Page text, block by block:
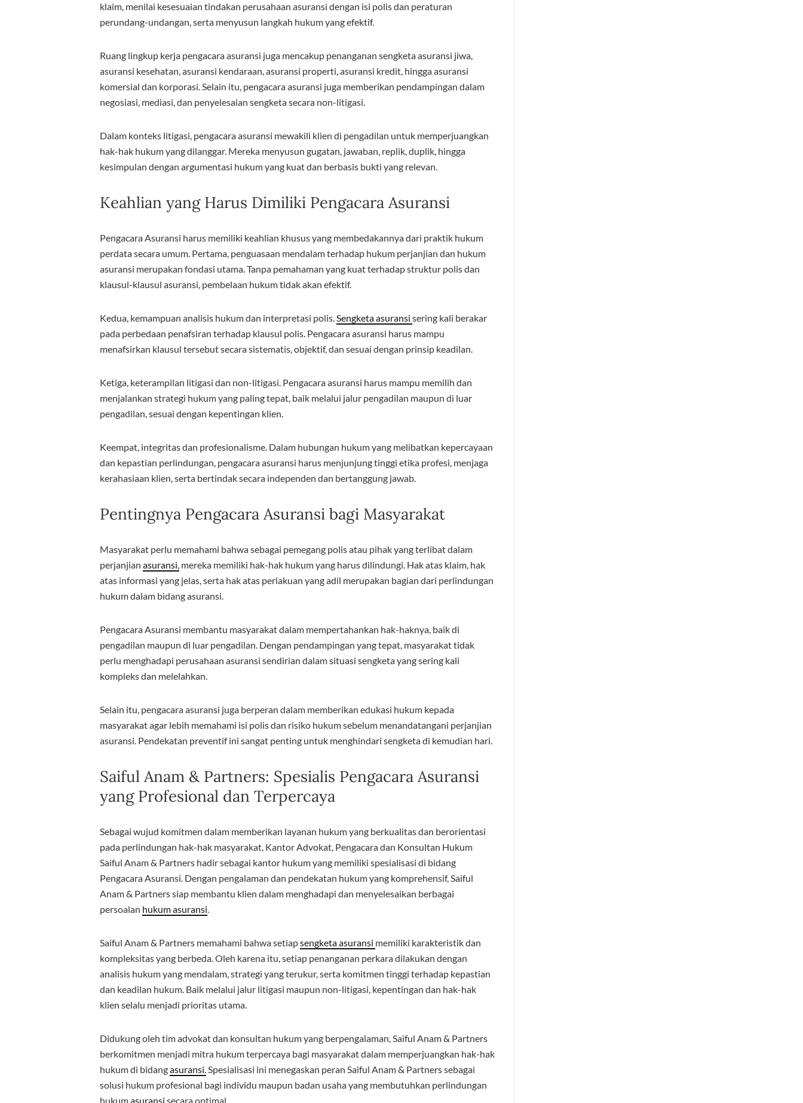
klaim, menilai kesesuaian tindakan perusahaan asuransi dengan isi polis dan peraturan
perundang-undangan, serta menyusun langkah hukum yang efektif.
Ruang lingkup kerja pengacara asuransi juga mencakup penanganan sengketa asuransi jiwa,
asuransi kesehatan, asuransi kendaraan, asuransi properti, asuransi kredit, hingga asuransi
komersial dan korporasi. Selain itu, pengacara asuransi juga memberikan pendampingan dalam
negosiasi, mediasi, dan penyelesaian sengketa secara non-litigasi.
Dalam konteks litigasi, pengacara asuransi mewakili klien di pengadilan untuk memperjuangkan
hak-hak hukum yang dilanggar. Mereka menyusun gugatan, jawaban, replik, duplik, hingga
kesimpulan dengan argumentasi hukum yang kuat dan berbasis bukti yang relevan.
Keahlian yang Harus Dimiliki Pengacara Asuransi
Pengacara Asuransi harus memiliki keahlian khusus yang membedakannya dari praktik hukum
perdata secara umum. Pertama, penguasaan mendalam terhadap hukum perjanjian dan hukum
asuransi merupakan fondasi utama. Tanpa pemahaman yang kuat terhadap struktur polis dan
klausul-klausul asuransi, pembelaan hukum tidak akan efektif.
Kedua, kemampuan analisis hukum dan interpretasi polis.Sengketa asuransi sering kali berakar
pada perbedaan penafsiran terhadap klausul polis. Pengacara asuransi harus mampu
menafsirkan klausul tersebut secara sistematis, objektif, dan sesuai dengan prinsip keadilan.
Ketiga, keterampilan litigasi dan non-litigasi. Pengacara asuransi harus mampu memilih dan
menjalankan strategi hukum yang paling tepat, baik melalui jalur pengadilan maupun di luar
pengadilan, sesuai dengan kepentingan klien.
Keempat, integritas dan profesionalisme. Dalam hubungan hukum yang melibatkan kepercayaan
dan kepastian perlindungan, pengacara asuransi harus menjunjung tinggi etika profesi, menjaga
kerahasiaan klien, serta bertindak secara independen dan bertanggung jawab.
Pentingnya Pengacara Asuransi bagi Masyarakat
Masyarakat perlu memahami bahwa sebagai pemegang polis atau pihak yang terlibat dalam
perjanjian asuransi, mereka memiliki hak-hak hukum yang harus dilindungi. Hak atas klaim, hak
atas informasi yang jelas, serta hak atas perlakuan yang adil merupakan bagian dari perlindungan
hukum dalam bidang asuransi.
Pengacara Asuransi membantu masyarakat dalam mempertahankan hak-haknya, baik di
pengadilan maupun di luar pengadilan. Dengan pendampingan yang tepat, masyarakat tidak
perlu menghadapi perusahaan asuransi sendirian dalam situasi sengketa yang sering kali
kompleks dan melelahkan.
Selain itu, pengacara asuransi juga berperan dalam memberikan edukasi hukum kepada
masyarakat agar lebih memahami isi polis dan risiko hukum sebelum menandatangani perjanjian
asuransi. Pendekatan preventif ini sangat penting untuk menghindari sengketa di kemudian hari.
Saiful Anam & Partners: Spesialis Pengacara Asuransi
yang Profesional dan Terpercaya
Sebagai wujud komitmen dalam memberikan layanan hukum yang berkualitas dan berorientasi
pada perlindungan hak-hak masyarakat, Kantor Advokat, Pengacara dan Konsultan Hukum
Saiful Anam & Partners hadir sebagai kantor hukum yang memiliki spesialisasi di bidang
Pengacara Asuransi. Dengan pengalaman dan pendekatan hukum yang komprehensif, Saiful
Anam & Partners siap membantu klien dalam menghadapi dan menyelesaikan berbagai
persoalan hukum asuransi.
Saiful Anam & Partners memahami bahwa setiapsengketa asuransi memiliki karakteristik dan
kompleksitas yang berbeda. Oleh karena itu, setiap penanganan perkara dilakukan dengan
analisis hukum yang mendalam, strategi yang terukur, serta komitmen tinggi terhadap kepastian
dan keadilan hukum. Baik melalui jalur litigasi maupun non-litigasi, kepentingan dan hak-hak
klien selalu menjadi prioritas utama.
Didukung oleh tim advokat dan konsultan hukum yang berpengalaman, Saiful Anam & Partners
berkomitmen menjadi mitra hukum terpercaya bagi masyarakat dalam memperjuangkan hak-hak
hukum di bidangasuransi.Spesialisasi ini menegaskan peran Saiful Anam & Partners sebagai
solusi hukum profesional bagi individu maupun badan usaha yang membutuhkan perlindungan
hukumasuransi secara optimal